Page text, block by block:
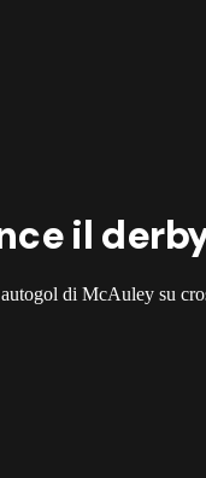
il
di McAuley su